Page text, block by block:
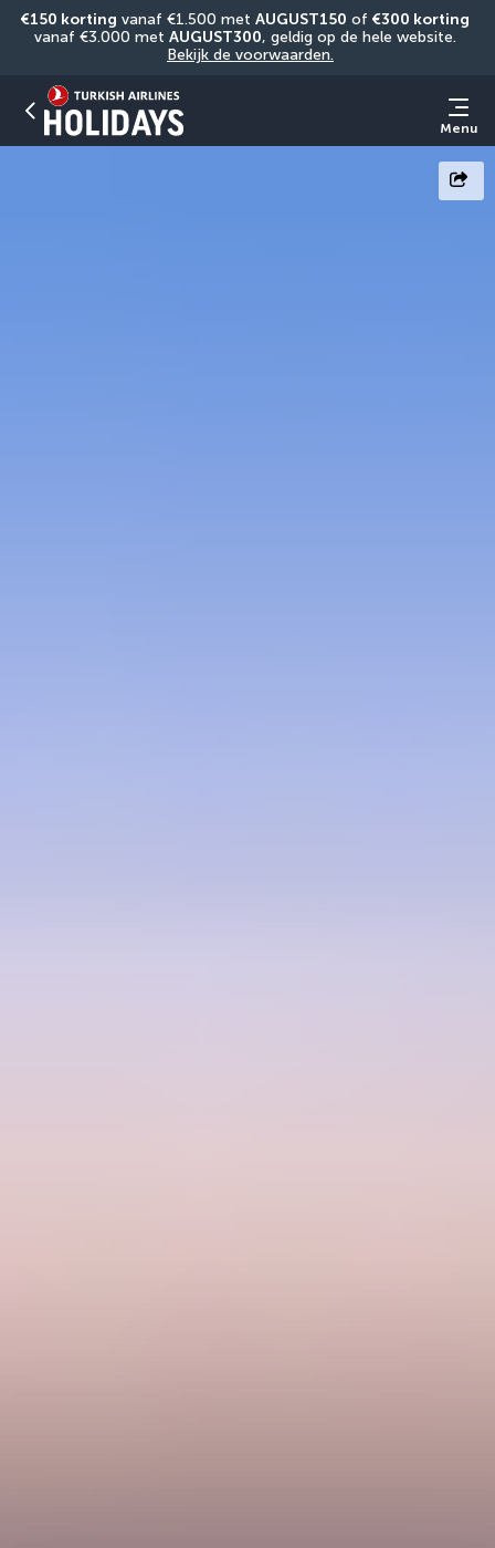
€150 korting vanaf €1.500 met AUGUST150 of €300 korting
vanaf €3.000 met AUGUST300
Bekijk de voorwaarden.
Menu